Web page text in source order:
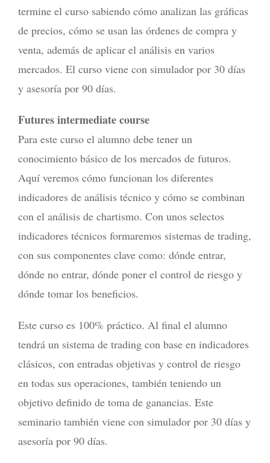
termine el curso sabiendo cómo analizan las gráficas
de precios, cómo se usan las órdenes de compra y
venta, además de aplicar el análisis en varios
mercados. El curso viene con simulador por 30 días
y asesoría por 90 días.
Futures intermediate course
Para este curso el alumno debe tener un
conocimiento básico de los mercados de futuros.
Aquí veremos cómo funcionan los diferentes
indicadores de análisis técnico y cómo se combinan
con el análisis de chartismo. Con unos selectos
indicadores técnicos formaremos sistemas de trading,
con sus componentes clave como: dónde entrar,
dónde no entrar, dónde poner el control de riesgo y
dónde tomar los beneficios.
Este curso es 100% práctico. Al final el alumno
tendrá un sistema de trading con base en indicadores
clásicos, con entradas objetivas y control de riesgo
en todas sus operaciones, también teniendo un
objetivo definido de toma de ganancias. Este
seminario también viene con simulador por 30 días y
asesoría por 90 días.